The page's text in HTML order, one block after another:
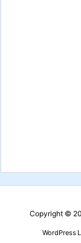
Copyright ©
WordPress